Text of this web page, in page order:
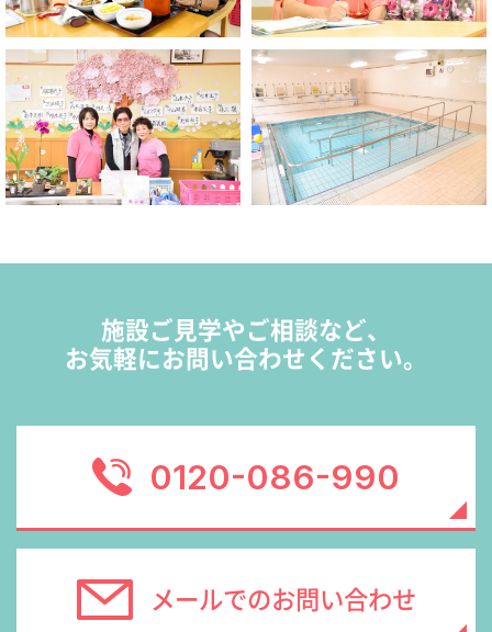
施設ご見学やご相談など、
お気軽にお問い合わせください。
0120-086-990
メールでのお問い合わせ